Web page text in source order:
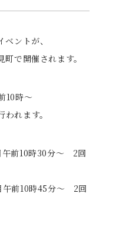
ントが、
で開催されます。
10時～
れます。
前10時30分～ 2回
10時45分～ 2回